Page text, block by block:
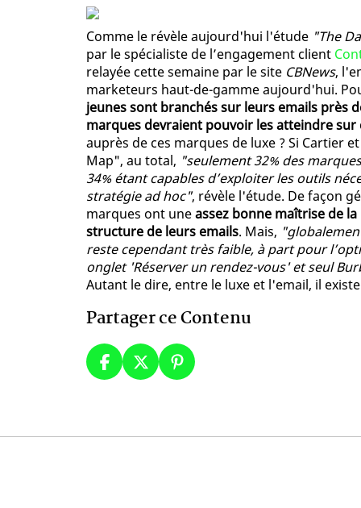
Comme le révèle aujourd'hui l'étude "The
par le spécialiste de l’engagement client
relayée cette semaine par le site CBNews,
marketeurs haut-de-gamme aujourd'hui.
jeunes sont branchés sur leurs emails près
marques devraient pouvoir les atteindre sur
auprès de ces marques de luxe ? Si Cartier
Map", au total, "seulement 32% des
34% étant capables d’exploiter les outils
stratégie ad hoc", révèle l'étude. De façon
marques ont uneassez bonne maîtrise de
structure de leurs emails. Mais,
reste cependant très faible, à part pour
onglet 'Réserver un rendez-vous' et seul
Autant le dire, entre le luxe et l'email, il
Partager ce Contenu